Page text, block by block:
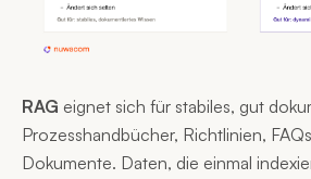
RAG eignet sich für stabiles, gut
Prozesshandbücher, Richtlinien,
Dokumente. Daten, die einmal